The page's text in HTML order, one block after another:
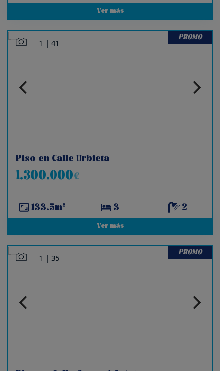
Ver más
PROMO
1 | 41
Piso en Calle Urbieta
1.300.000€
133.5m² 3 2
Ver más
PROMO
1 | 35